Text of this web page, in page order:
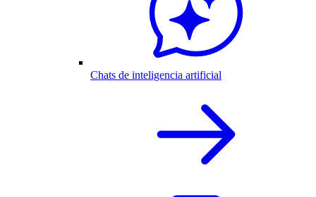
Chats de inteligencia artificial